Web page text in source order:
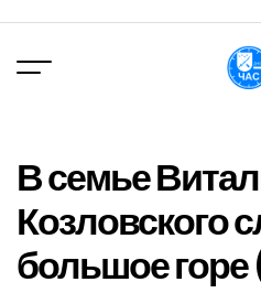
вмісту
В семье
Козловского
большое